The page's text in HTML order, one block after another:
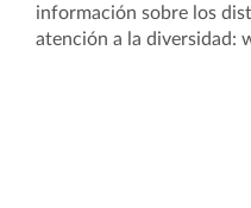
información sobre los
atención a la diversidad: